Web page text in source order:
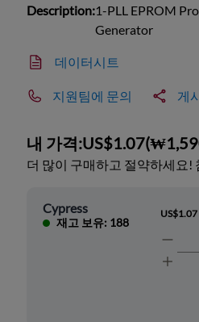
Description:1-PLL EPROM
Generator
데이터시트
지원팀에 문의 게
내 가격:US$1.07(
더 많이 구매하고 절약하세요!
Cypress
재고 보유: 188
US$1.07